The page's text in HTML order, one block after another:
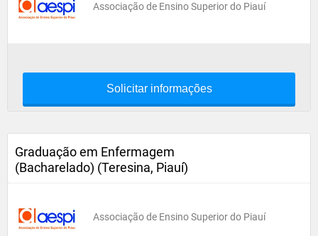
Associação de Ensino Superior do Piauí
Solicitar informações
Graduação em Enfermagem
(Bacharelado) (Teresina, Piauí)
Associação de Ensino Superior do Piauí